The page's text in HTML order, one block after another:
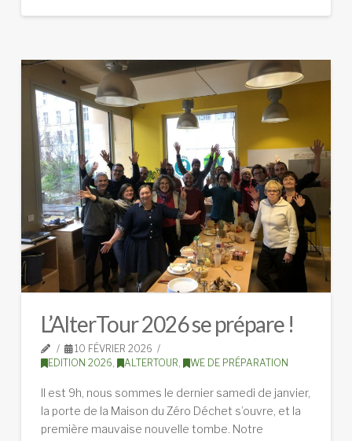
L’AlterTour 2026 se prépare !
10 FÉVRIER 2026
EDITION 2026
ALTERTOUR WE DE PRÉPARATION
Il est 9h, nous sommes le dernier samedi de janvier,
la porte de la Maison du Zéro Déchet s’ouvre, et la
première mauvaise nouvelle tombe. Notre